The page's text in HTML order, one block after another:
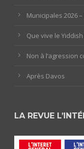
Municipales 2026
Que vive le Yiddish
Non à l’agression
Après Davos
LA REVUE